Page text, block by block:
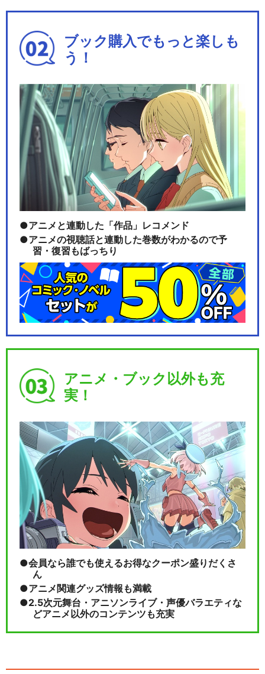
ブック購入でもっと楽しも
う！
アニメと連動した「作品」レコメンド
アニメの視聴話と連動した巻数がわかるので予
習・復習もばっちり
アニメ・ブック以外も充
実！
会員なら誰でも使えるお得なクーポン盛りだくさ
ん
アニメ関連グッズ情報も満載
2.5次元舞台・アニソンライブ・声優バラエティな
どアニメ以外のコンテンツも充実